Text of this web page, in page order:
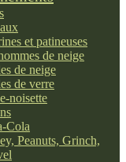
et patineuses
de neige
de neige
de verre
noisette
Cola
Peanuts, Grinch,